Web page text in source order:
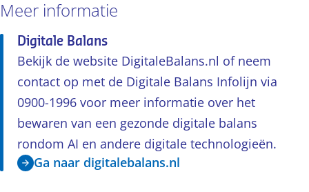
Meer informatie
Digitale Balans
Bekijk de website DigitaleBalans.nl of neem
contact op met de Digitale Balans Infolijn via
0900-1996 voor meer informatie over het
bewaren van een gezonde digitale balans
rondom AI en andere digitale technologieën.
Ga naar digitalebalans.nl